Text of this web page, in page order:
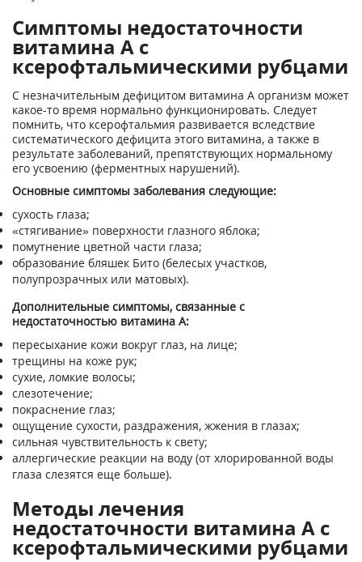
Симптомы недостаточности
витамина А с
ксерофтальмическими рубцами
С незначительным дефицитом витамина А организм может
какое-то время нормально функционировать. Следует
помнить, что ксерофтальмия развивается вследствие
систематического дефицита этого витамина, а также в
результате заболеваний, препятствующих нормальному
его усвоению (ферментных нарушений).
Основные симптомы заболевания следующие:
сухость глаза;
«стягивание» поверхности глазного яблока;
помутнение цветной части глаза;
образование бляшек Бито (белесых участков,
полупрозрачных или матовых).
Дополнительные симптомы, связанные с
недостаточностью витамина А:
пересыхание кожи вокруг глаз, на лице;
трещины на коже рук;
сухие, ломкие волосы;
слезотечение;
покраснение глаз;
ощущение сухости, раздражения, жжения в глазах;
сильная чувствительность к свету;
аллергические реакции на воду (от хлорированной воды
глаза слезятся еще больше).
Методы лечения
недостаточности витамина А с
ксерофтальмическими рубцами